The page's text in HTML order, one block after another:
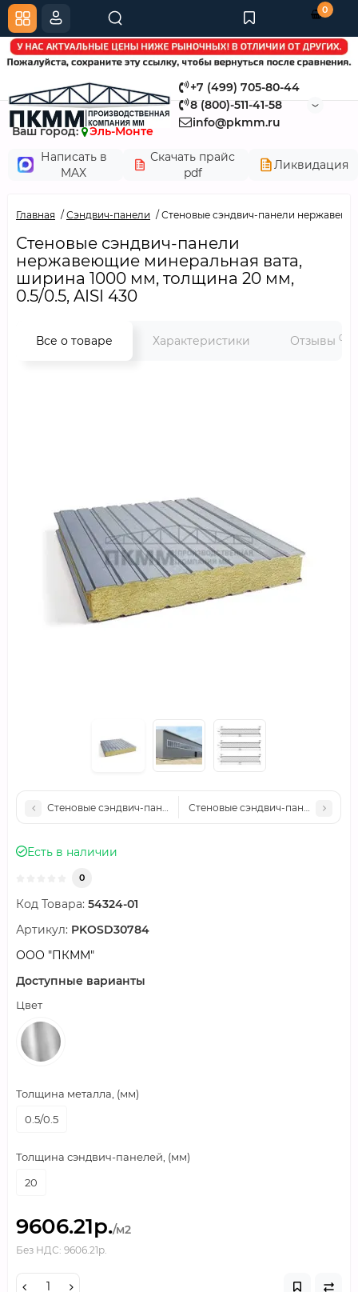
+7 (499) 705-80-44
8 (800)-511-41-58
info@pkmm.ru
Ваш город:
Эль-Монте
Написать в
MAX
Скачать прайс
pdf
Ликвидация
0
Главная Сэндвич-панели Стеновые сэндвич-панели
Стеновые сэндвич-панели
нержавеющие минеральная вата,
ширина 1000 мм, толщина 20 мм,
0.5/0.5, AISI 430
Все о товаре Характеристики Отзывы 0
Стеновые сэндвич-панели нержавеющие минеральная вата,
Стеновые сэндвич-панели
Есть в наличии
0
Код Товара: 54324-01
Артикул: PKOSD30784
ООО "ПКММ"
Доступные варианты
Цвет
Толщина металла, (мм)
0.5/0.5
Толщина сэндвич-панелей, (мм)
20
9606.21р./м2
Без НДС: 9606.21р.